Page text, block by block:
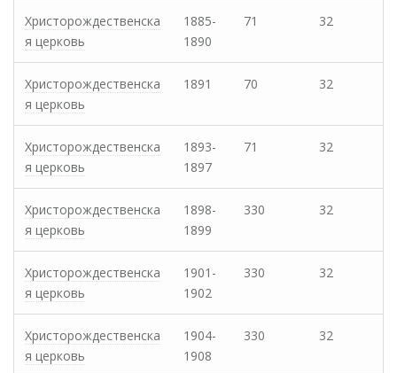
Христорождественска
я церковь
1885-
1890
71 32
Христорождественска
я церковь
1891 70 32
Христорождественска
я церковь
1893-
1897
71 32
Христорождественска
я церковь
1898-
1899
330 32
Христорождественска
я церковь
1901-
1902
330 32
Христорождественска
я церковь
1904-
1908
330 32